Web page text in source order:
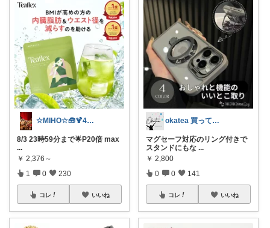
☆MIHO☆🧰🍹4日感謝🍀
8/3 23時59分まで🌟P20倍 max
...
￥ 2,376～
1 0 230
コレ いいね
okatea 買ってよかった
マグセーフ対応のリング付きで
スタンドにもな ...
￥ 2,800
0 0 141
コレ いいね